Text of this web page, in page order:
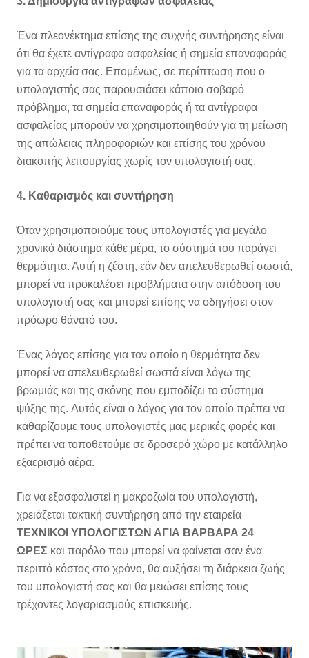
Ένα πλεονέκτημα επίσης της συχνής συντήρησης είναι
ότι θα έχετε αντίγραφα ασφαλείας ή σημεία επαναφοράς
για τα αρχεία σας. Επομένως, σε περίπτωση που ο
υπολογιστής σας παρουσιάσει κάποιο σοβαρό
πρόβλημα, τα σημεία επαναφοράς ή τα αντίγραφα
ασφαλείας μπορούν να χρησιμοποιηθούν για τη μείωση
της απώλειας πληροφοριών και επίσης του χρόνου
διακοπής λειτουργίας χωρίς τον υπολογιστή σας.
4. Καθαρισμός και συντήρηση
Όταν χρησιμοποιούμε τους υπολογιστές για μεγάλο
χρονικό διάστημα κάθε μέρα, το σύστημά του παράγει
θερμότητα. Αυτή η ζέστη, εάν δεν απελευθερωθεί σωστά,
μπορεί να προκαλέσει προβλήματα στην απόδοση του
υπολογιστή σας και μπορεί επίσης να οδηγήσει στον
πρόωρο θάνατό του.
Ένας λόγος επίσης για τον οποίο η θερμότητα δεν
μπορεί να απελευθερωθεί σωστά είναι λόγω της
βρωμιάς και της σκόνης που εμποδίζει το σύστημα
ψύξης της. Αυτός είναι ο λόγος για τον οποίο πρέπει να
καθαρίζουμε τους υπολογιστές μας μερικές φορές και
πρέπει να τοποθετούμε σε δροσερό χώρο με κατάλληλο
εξαερισμό αέρα.
Για να εξασφαλιστεί η μακροζωία του υπολογιστή,
χρειάζεται τακτική συντήρηση από την εταιρεία
ΤΕΧΝΙΚΟΙ ΥΠΟΛΟΓΙΣΤΩΝ ΑΓΙΑ ΒΑΡΒΑΡΑ 24
ΩΡΕΣ και παρόλο που μπορεί να φαίνεται σαν ένα
περιττό κόστος στο χρόνο, θα αυξήσει τη διάρκεια ζωής
του υπολογιστή σας και θα μειώσει επίσης τους
τρέχοντες λογαριασμούς επισκευής.